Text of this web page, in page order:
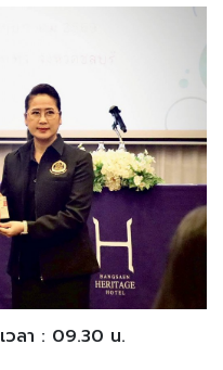
เวลา : 09.30 น.